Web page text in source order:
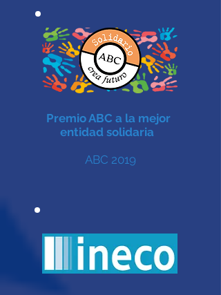
Premio ABC a la mejor
entidad solidaria
ABC 2019